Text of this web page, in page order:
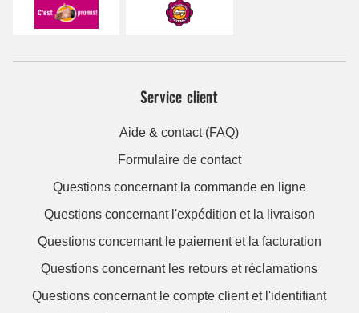
Service client
Aide & contact (FAQ)
Formulaire de contact
Questions concernant la commande en ligne
Questions concernant l'expédition et la livraison
Questions concernant le paiement et la facturation
Questions concernant les retours et réclamations
Questions concernant le compte client et l'identifiant